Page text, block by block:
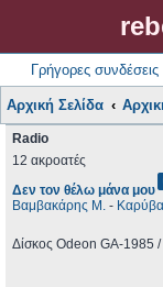
Γρήγορες συνδέσεις
Αρχική Σελίδα
Radio
12 ακροατές
Δεν τον θέλω μάνα μου
Βαμβακάρης Μ. -
Δίσκος Odeon GA-1985